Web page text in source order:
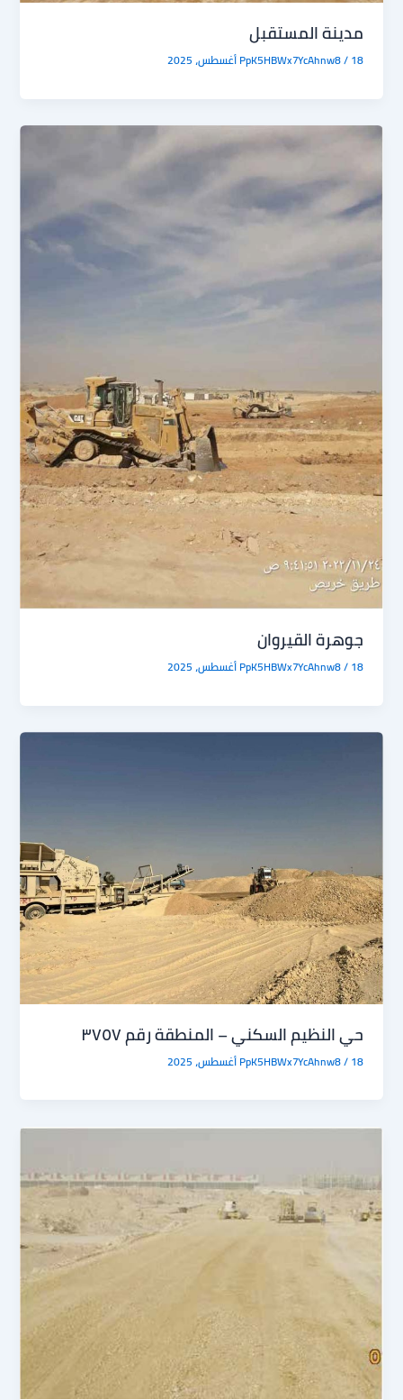
مدينة المستقبل
PpK5HBWx7YcAhnw8/18 أغسطس، 2025
جوهرة القيروان
PpK5HBWx7YcAhnw8/18 أغسطس، 2025
حي النظيم السكني – المنطقة رقم ٣٧٥٧
PpK5HBWx7YcAhnw8/18 أغسطس، 2025